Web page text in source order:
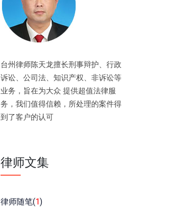
台州律师陈天龙擅长刑事辩护、行政
诉讼、公司法、知识产权、非诉讼等
业务，旨在为大众 提供超值法律服
务，我们值得信赖，所处理的案件得
到了客户的认可
律师文集
律师随笔(1)